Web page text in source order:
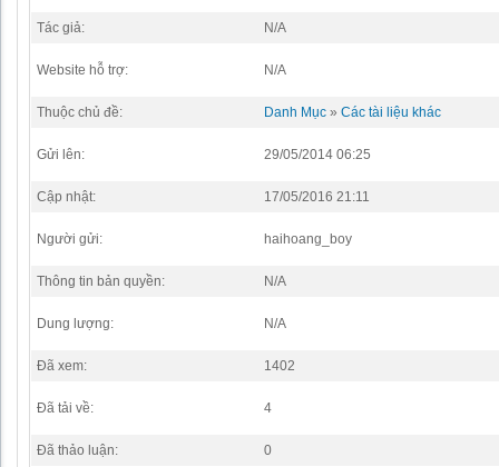
Tác giả: N/A
Website hỗ trợ: N/A
Thuộc chủ đề: Danh Mục» Các tài liệu khác
Gửi lên: 29/05/2014 06:25
Cập nhật: 17/05/2016 21:11
Người gửi: haihoang_boy
Thông tin bản quyền: N/A
Dung lượng: N/A
Đã xem: 1402
Đã tải về: 4
Đã thảo luận: 0